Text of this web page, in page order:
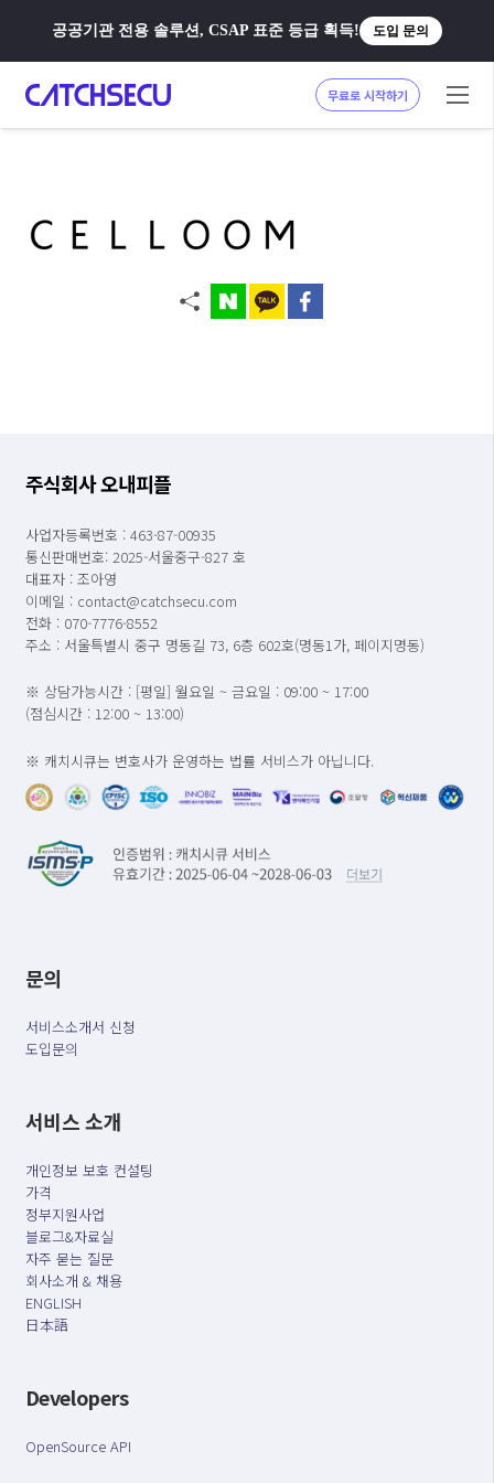
공공기관 전용 솔루션, CSAP 표준 등급 획득! 도입 문의
무료로 시작하기
주식회사 오내피플
사업자등록번호 : 463-87-00935
통신판매번호: 2025-서울중구-827 호
대표자 : 조아영
이메일 : contact@catchsecu.com
전화 : 070-7776-8552
주소 : 서울특별시 중구 명동길 73, 6층 602호(명동1가, 페이지명동)
※ 상담가능시간 : [평일] 월요일 ~ 금요일 : 09:00 ~ 17:00
(점심시간 : 12:00 ~ 13:00)
※ 캐치시큐는 변호사가 운영하는 법률 서비스가 아닙니다.
문의
서비스소개서 신청
도입문의
서비스 소개
개인정보 보호 컨설팅
가격
정부지원사업
블로그&자료실
자주 묻는 질문
회사소개 & 채용
ENGLISH
日本語
Developers
OpenSource API